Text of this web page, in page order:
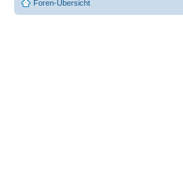
Foren-Übersicht